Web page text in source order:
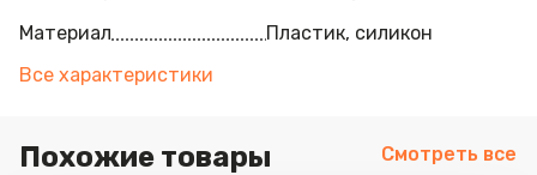
Материал
Пластик, силикон
Все характеристики
Похожие товары Смотреть все